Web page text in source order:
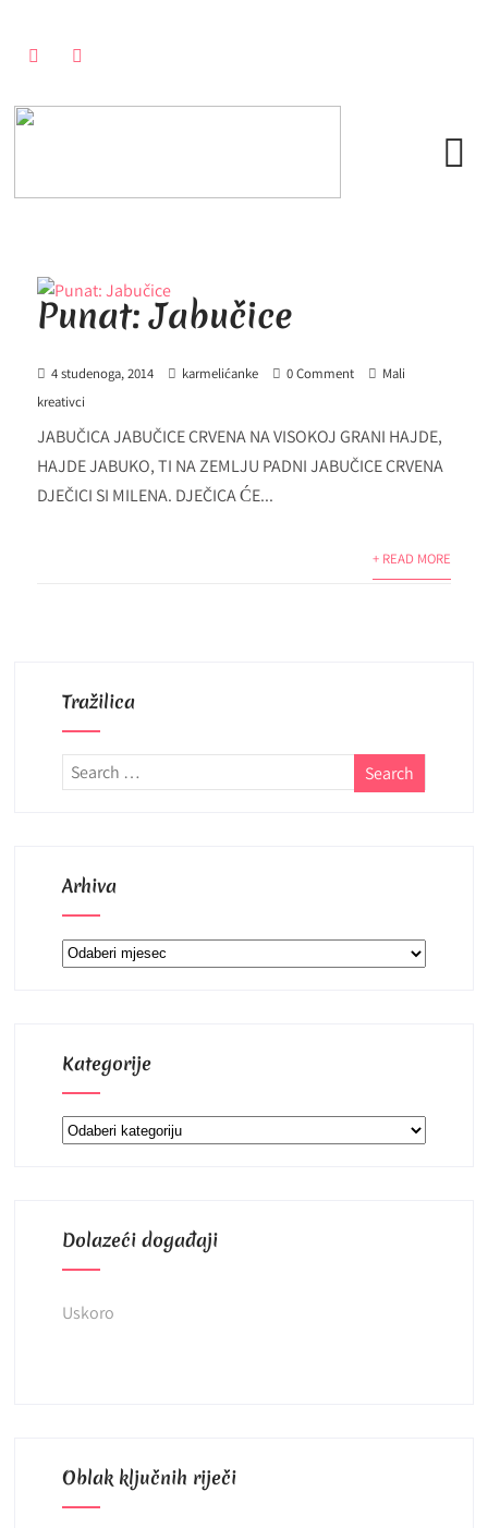
Punat: Jabučice
4 studenoga, 2014 karmelićanke 0 Comment
Mali
kreativci
JABUČICA JABUČICE CRVENA NA VISOKOJ GRANI HAJDE,
HAJDE JABUKO, TI NA ZEMLJU PADNI JABUČICE CRVENA
DJEČICI SI MILENA. DJEČICA ĆE...
+ READ MORE
Tražilica
Arhiva
Arhiva
Kategorije
Kategorije
Dolazeći događaji
Uskoro
Oblak ključnih riječi